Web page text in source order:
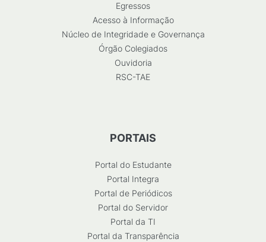
Egressos
Acesso à Informação
Núcleo de Integridade e Governança
Órgão Colegiados
Ouvidoria
RSC-TAE
PORTAIS
Portal do Estudante
Portal Integra
Portal de Periódicos
Portal do Servidor
Portal da TI
Portal da Transparência